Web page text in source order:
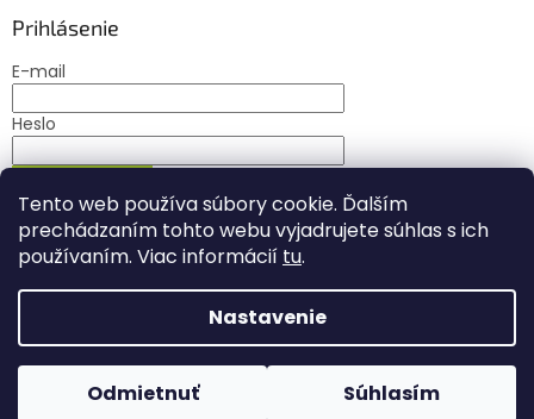
Tento web používa súbory cookie. Ďalším
prechádzaním tohto webu vyjadrujete súhlas s ich
používaním. Viac informácií tu.
Nastavenie
Odmietnuť Súhlasím
Prihlásenie
E-mail
Heslo
Nová registrácia Zabudnuté heslo
Vytvoril Shoptet
Copyright 2026Najkrmiva.sk . Všetky práva vyhradené.